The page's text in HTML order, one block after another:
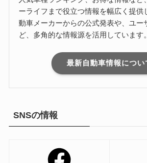
ーライフまで役立つ情報を幅広く提供
動車メーカーからの公式発表や、ユー
ど、多角的な情報源を活用しています。
最新自動車情報につい
SNSの情報